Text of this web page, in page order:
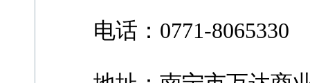
电话：0771-8065330